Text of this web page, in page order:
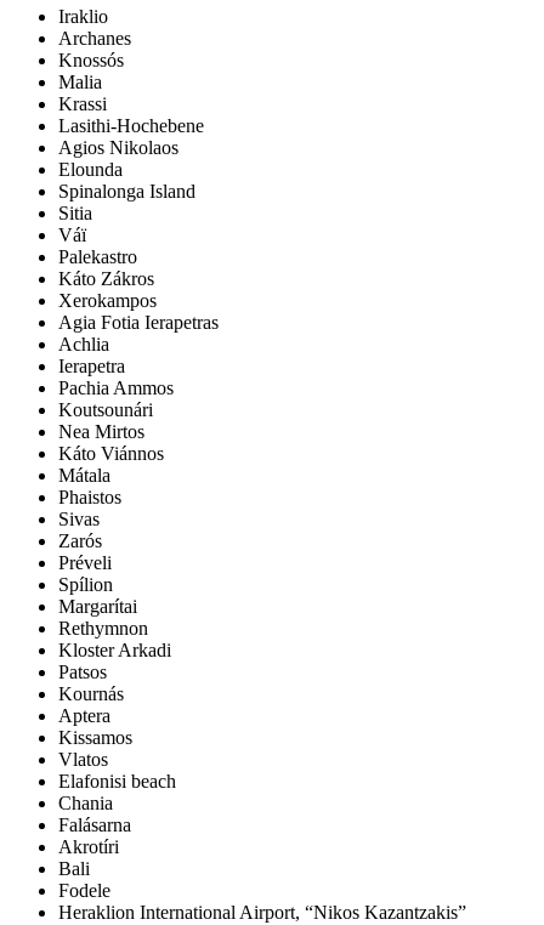
Iraklio
Archanes
Knossós
Malia
Krassi
Lasithi-Hochebene
Agios Nikolaos
Elounda
Spinalonga Island
Sitia
Váï
Palekastro
Káto Zákros
Xerokampos
Agia Fotia Ierapetras
Achlia
Ierapetra
Pachia Ammos
Koutsounári
Nea Mirtos
Káto Viánnos
Mátala
Phaistos
Sivas
Zarós
Préveli
Spílion
Margarítai
Rethymnon
Kloster Arkadi
Patsos
Kournás
Aptera
Kissamos
Vlatos
Elafonisi beach
Chania
Falásarna
Akrotíri
Bali
Fodele
Heraklion International Airport, “Nikos Kazantzakis”